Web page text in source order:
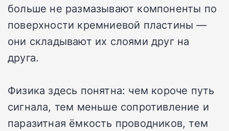
больше не размазывают компоненты по
поверхности кремниевой пластины —
они складывают их слоями друг на
друга.
Физика здесь понятна: чем короче путь
сигнала, тем меньше сопротивление и
паразитная ёмкость проводников, тем